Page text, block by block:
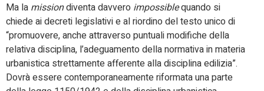
Ma la missiondiventa davvero impossiblequando si
chiede ai decreti legislativi e al riordino del testo unico di
“promuovere, anche attraverso puntuali modifiche della
relativa disciplina, l’adeguamento della normativa in materia
urbanistica strettamente afferente alla disciplina edilizia”.
Dovrà essere contemporaneamente riformata una parte